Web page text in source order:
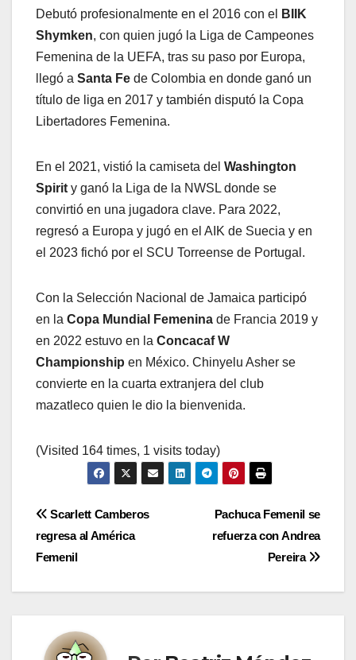
Debutó profesionalmente en el 2016 con el
BIIK
Shymken, con quien jugó la Liga de Campeones
Femenina de la UEFA, tras su paso por Europa,
llegó a Santa Fe de Colombia en donde ganó un
título de liga en 2017 y también disputó la Copa
Libertadores Femenina.
En el 2021, vistió la camiseta del Washington
Spirit y ganó la Liga de la NWSL donde se
convirtió en una jugadora clave. Para 2022,
regresó a Europa y jugó en el AIK de Suecia y en
el 2023 fichó por el SCU Torreense de Portugal.
Con la Selección Nacional de Jamaica participó
en la Copa Mundial Femenina de Francia 2019 y
en 2022 estuvo en la Concacaf W
Championship en México. Chinyelu Asher se
convierte en la cuarta extranjera del club
mazatleco quien le dio la bienvenida.
(Visited 164 times, 1 visits today)
Navegación
de
entradas
Pachuca Femenil se
refuerza con Andrea
Pereira
Scarlett Camberos
regresa al América
Femenil